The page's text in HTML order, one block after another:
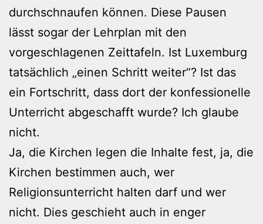
durchschnaufen können. Diese Pausen
lässt sogar der Lehrplan mit den
vorgeschlagenen Zeittafeln. Ist Luxemburg
tatsächlich „einen Schritt weiter“? Ist das
ein Fortschritt, dass dort der konfessionelle
Unterricht abgeschafft wurde? Ich glaube
nicht.
Ja, die Kirchen legen die Inhalte fest, ja, die
Kirchen bestimmen auch, wer
Religionsunterricht halten darf und wer
nicht. Dies geschieht auch in enger